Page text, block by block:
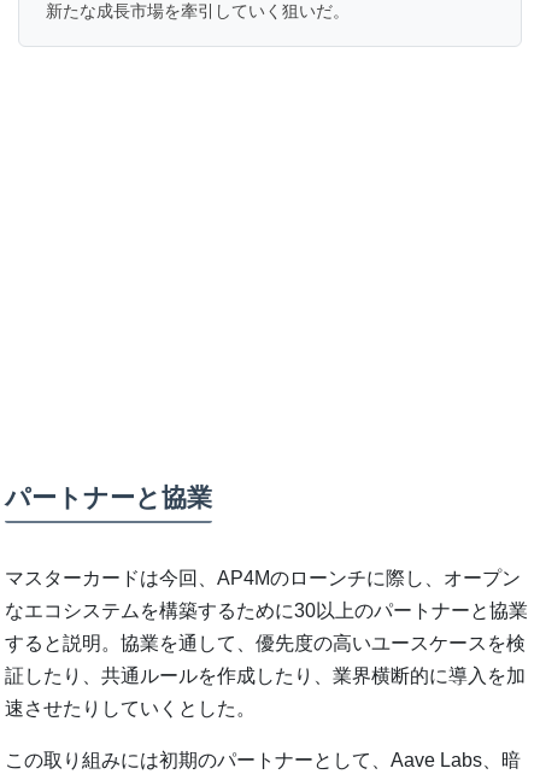
新たな成長市場を牽引していく狙いだ。
パートナーと協業
マスターカードは今回、AP4Mのローンチに際し、オープン
なエコシステムを構築するために30以上のパートナーと協業
すると説明。協業を通して、優先度の高いユースケースを検
証したり、共通ルールを作成したり、業界横断的に導入を加
速させたりしていくとした。
この取り組みには初期のパートナーとして、Aave Labs、暗